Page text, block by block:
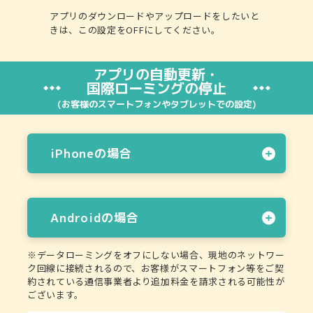
アプリのダウンロードやアップロードをしたいと
きは、この設定をOFFにしてください。
アプリの自動更新・
国際ローミングの停止
(お客様のスマートフォンやタブレットでの設定)
iPhoneの場合
Androidの場合
※データローミングをオフにしない場合、現地のネットワー
ク回線に接続されるので、お客様がスマートフォン等をご契
約されている通信事業者より追加料金を請求される可能性が
ございます。